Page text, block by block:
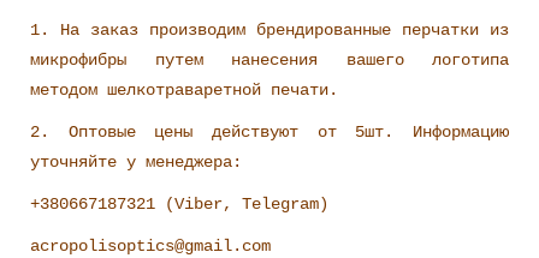
1. На заказ производим брендированные перчатки из
микрофибры путем нанесения вашего логотипа
методом шелкотраваретной печати.
2. Оптовые цены действуют от 5шт. Информацию
уточняйте у менеджера:
+380667187321 (Viber, Telegram)
acropolisoptics@gmail.com